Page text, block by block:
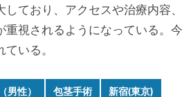
しており、アクセスや治療内容
重視されるようになっている。
いる。
男性） 包茎手術 新宿(東京)